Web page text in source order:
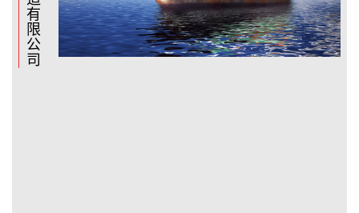
有
限
公
司
料
有
限
公
公
司